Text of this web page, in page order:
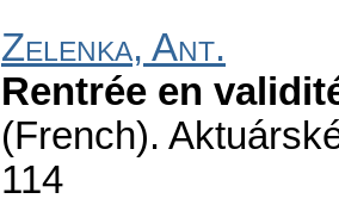
Zelenka, Ant.
Rentrée en
(French).
114